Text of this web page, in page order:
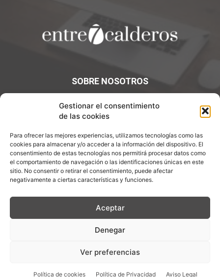
Gestionar el consentimiento
de las cookies
Para ofrecer las mejores experiencias, utilizamos tecnologías como las
cookies para almacenar y/o acceder a la información del dispositivo. El
consentimiento de estas tecnologías nos permitirá procesar datos como
el comportamiento de navegación o las identificaciones únicas en este
sitio. No consentir o retirar el consentimiento, puede afectar
negativamente a ciertas características y funciones.
Aceptar
Denegar
Ver preferencias
Política de cookies Política de Privacidad Aviso Legal
SOBRE NOSOTROS
¡Bienvenidos a Entre7Calderos.com, el lugar donde la
gastronomía y la cultura culinaria se encuentran! Sumérgete
Contáctanos:info@entre7calderos.com
SÍGUENOS
Política de Privacidad
Descargo de Responsablilidad